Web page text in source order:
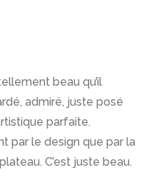
beau qu’il
admiré, juste posé
parfaite.
par le design que par la
C’est juste beau.